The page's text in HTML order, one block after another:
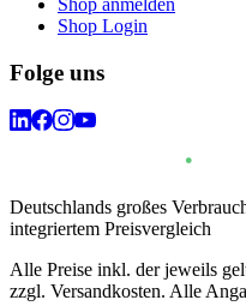
Shop anmelden
Shop Login
Folge uns
Deutschlands großes
integriertem Preisvergleich
Alle Preise inkl. der jeweils
zzgl. Versandkosten. Alle